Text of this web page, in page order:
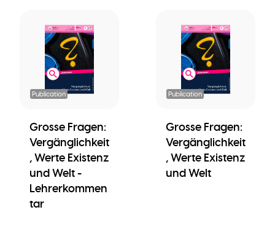
Publication
Grosse Fragen:
Vergänglichkeit
, Werte Existenz
und Welt -
Lehrerkommen
tar
Publication
Grosse Fragen:
Vergänglichkeit
, Werte Existenz
und Welt